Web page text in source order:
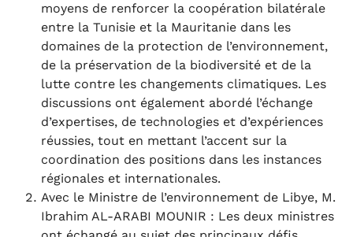
moyens de renforcer la coopération bilatérale
entre la Tunisie et la Mauritanie dans les
domaines de la protection de l’environnement,
de la préservation de la biodiversité et de la
lutte contre les changements climatiques. Les
discussions ont également abordé l’échange
d’expertises, de technologies et d’expériences
réussies, tout en mettant l’accent sur la
coordination des positions dans les instances
régionales et internationales.
Avec le Ministre de l’environnement de Libye, M.
Ibrahim AL-ARABI MOUNIR : Les deux ministres